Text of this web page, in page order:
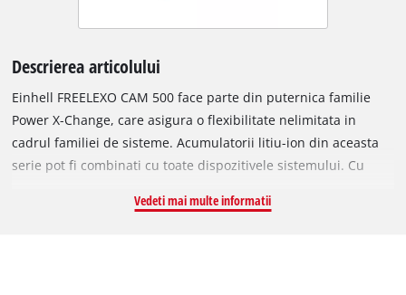
Descrierea articolului
Einhell FREELEXO CAM 500 face parte din puternica familie
Power X-Change, care asigura o flexibilitate nelimitata in
cadrul familiei de sisteme. Acumulatorii litiu-ion din aceasta
serie pot fi combinati cu toate dispozitivele sistemului. Cu
recunoaste singur limitele suprafetei de gazon care urmeaza
Vedeti mai multe informatii